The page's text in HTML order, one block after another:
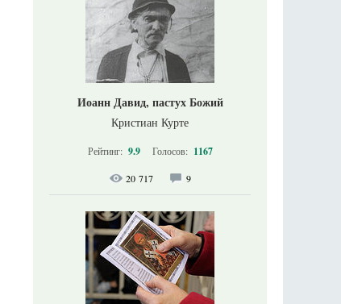
Иоанн Давид, пастух Божий
Кристиан Курте
Рейтинг: 9.9 Голосов: 1167
20 717 9